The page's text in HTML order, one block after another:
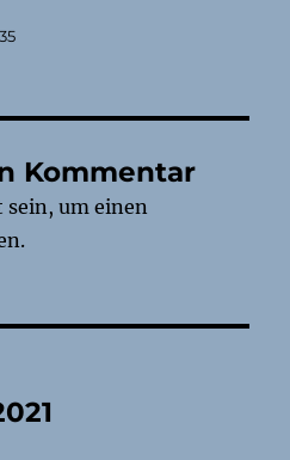
Kommentar
sein, um einen